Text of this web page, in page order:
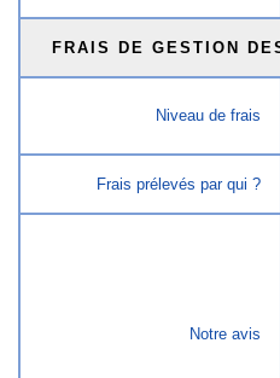
FRAIS DE GESTION
Niveau de frais
Frais prélevés par qui ?
Notre avis